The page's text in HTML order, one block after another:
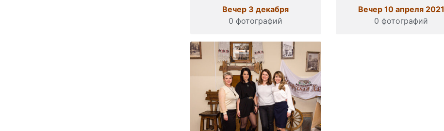
Вечер 3 декабря
0 фотографий
Вечер 10 апреля 2021
0 фотографий